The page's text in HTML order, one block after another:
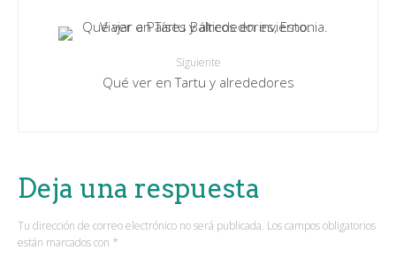
Siguiente
Qué ver en Tartu y alrededores
Deja una respuesta
Tu dirección de correo electrónico no será publicada. Los campos obligatorios
están marcados con *